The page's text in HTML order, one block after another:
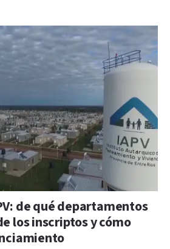
de qué departamentos
los inscriptos y cómo